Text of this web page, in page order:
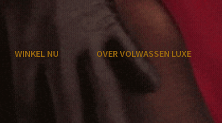
WINKEL NU OVER VOLWASSEN LUXE